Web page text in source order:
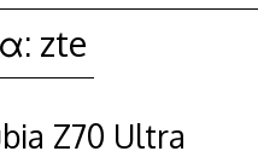
zte
Z70 Ultra